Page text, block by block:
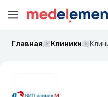
Главная Клиники